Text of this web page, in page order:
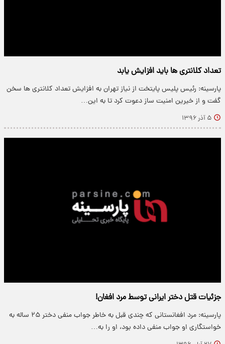
تعداد کلانتری ها باید افزایش یابد
پارسینه: رئیس پلیس پایتخت از نیاز تهران به افزایش تعداد کلانتری ها سخن
گفت و از خیرین امنیت ساز دعوت کرد تا به این…
۵ آذر ۱۳۹۶
جزئیات قتل دختر ایرانی توسط مرد افغان!
پارسینه: مرد افغانستانی که چندی قبل به خاطر جواب منفی دختر ۲۵ ساله به
خواستگاری او جواب منفی داده بود، او را به…